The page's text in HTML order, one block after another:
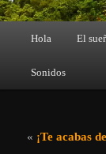
Hola
El
Sonidos
Navegación de
« ¡Te acabas